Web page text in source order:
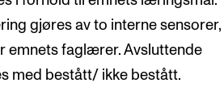
gjøres av to interne sensorer,
emnets faglærer. Avsluttende
med bestått/ ikke bestått.